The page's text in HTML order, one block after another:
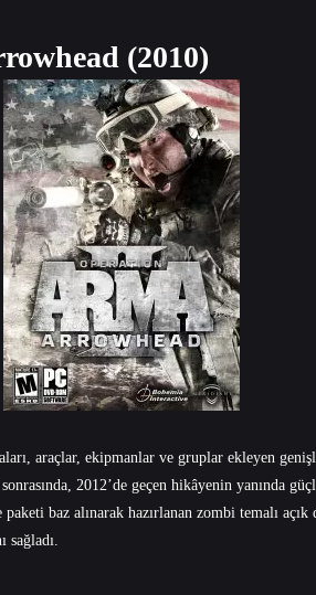
(2010)
araçlar, ekipmanlar ve gruplar ekleyen
2012’de geçen hikâyenin yanında
baz alınarak hazırlanan zombi temalı
sağladı.